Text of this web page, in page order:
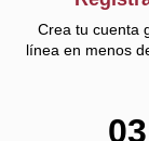
Crea tu cuenta
línea en menos
03